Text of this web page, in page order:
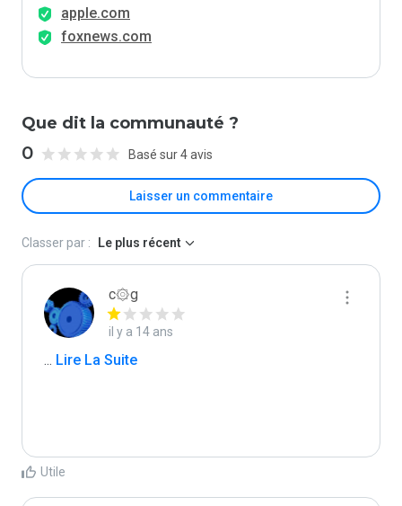
apple.com
foxnews.com
Que dit la communauté ?
0 Basé sur 4 avis
Laisser un commentaire
Classer par : Le plus récent
c۞g
il y a 14 ans
... Lire La Suite
Utile